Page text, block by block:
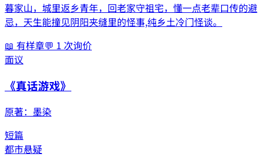
暮家山，城里返乡青年，回老家守祖宅，懂一点老辈口传的避
忌，天生能撞见阴阳夹缝里的怪事,纯乡土冷门怪谈。
📖 有样章💬 1 次询价
面议
《真话游戏》
原著： 墨染
短篇
都市悬疑